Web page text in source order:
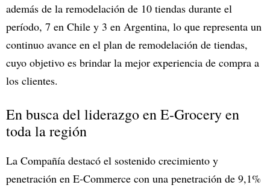
además de la remodelación de 10 tiendas durante el
período, 7 en Chile y 3 en Argentina, lo que representa un
continuo avance en el plan de remodelación de tiendas,
cuyo objetivo es brindar la mejor experiencia de compra a
los clientes.
En busca del liderazgo en E-Grocery en
toda la región
La Compañía destacó el sostenido crecimiento y
penetración en E-Commerce con una penetración de 9,1%